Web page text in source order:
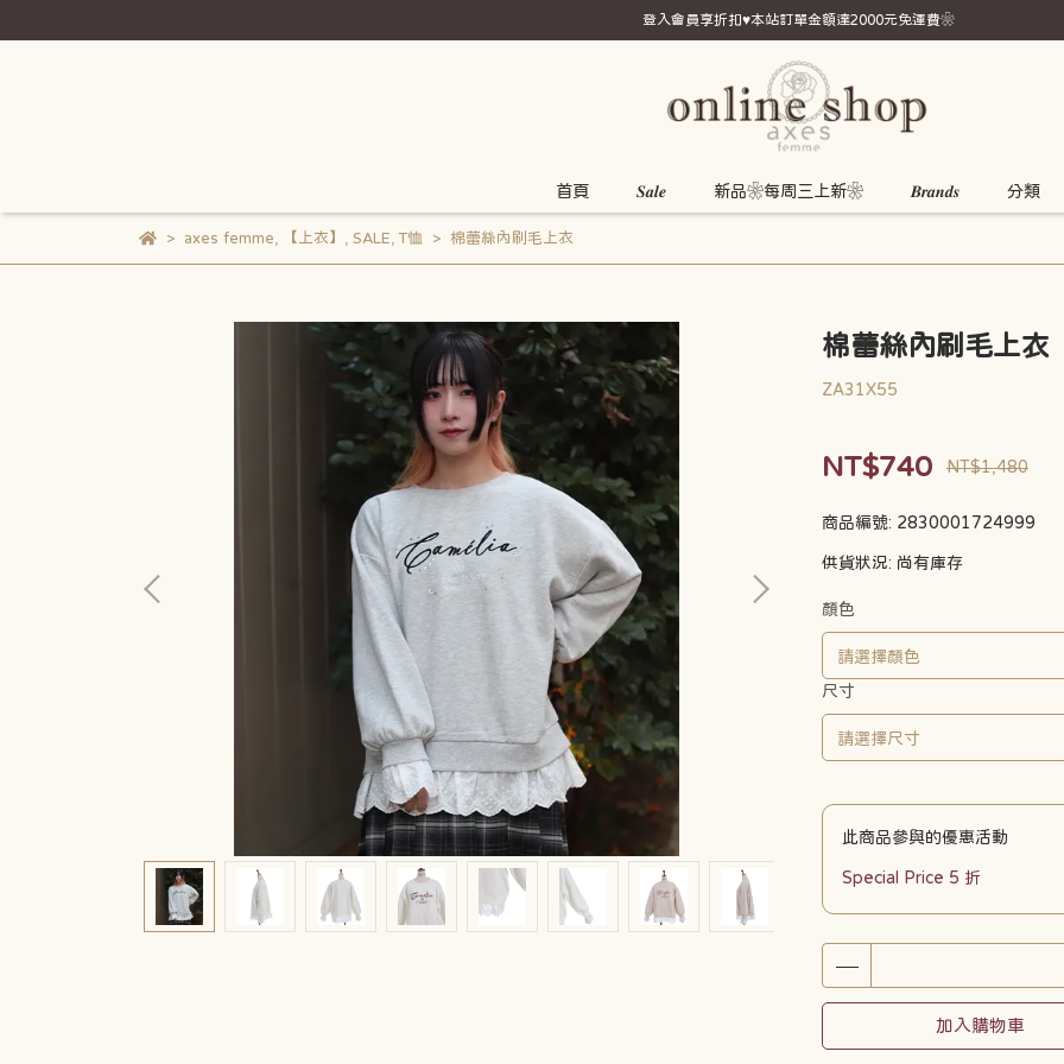
登入會員享折扣♥本站訂單金額達2000元免運費❀
首頁 𝑺𝒂𝒍𝒆 新品❀每周三上新❀ 𝑩𝒓𝒂𝒏𝒅𝒔 分類
axes femme 【上衣】 SALE ,T恤 棉蕾絲內刷毛上衣
棉蕾絲內刷毛上衣
ZA31X55
NT$740 NT$1,480
商品編號: 2830001724999
供貨狀況: 尚有庫存
顏色
尺寸
此商品參與的優惠活動
Special Price 5 折
加入購物車